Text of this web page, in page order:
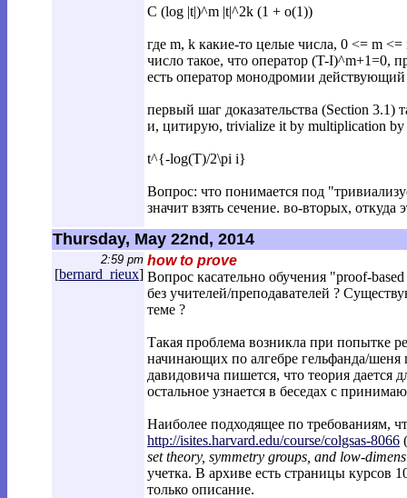
C (log |t|)^m |t|^2k (1 + o(1))
где m, k какие-то целые числа, 0 <= m
число такое, что оператор (T-I)^m+1=0,
есть оператор монодромии
первый шаг доказательства (Section 3.1)
и, цитирую, trivialize it by multiplication by
t^{-log(T)/2\pi i}
Вопрос: что понимается под
значит взять сечение. во-вторых,
Thursday, May 22nd, 2014
2:59 pm
[bernard_rieux]
how to prove
Вопрос касательно обучения "proof-
без учителей/преподавателей ?
теме ?
Такая проблема возникла при попытке
начинающих по алгебре гельфанда/шеня
давидовича пишется, что теория дается
остальное узнается в беседах с
Наиболее подходящее по требованиям,
http://isites.harvard.edu/course/colgsas-8066 (
set theory, symmetry groups, and low-
учетка. В архиве есть страницы курсов
только описание.